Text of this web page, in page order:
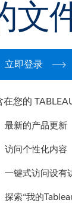
文
立即登录
在您的
最新的产品更新
访问个性化内容
一键式访问设有
探索“我的